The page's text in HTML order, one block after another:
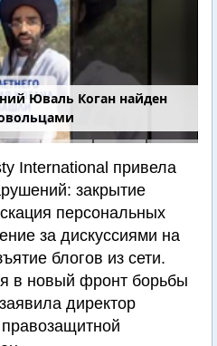
Юваль Коган найден
International привела
закрытие
персональных
за дискуссиями на
блогов из сети.
в новый фронт борьбы
директор